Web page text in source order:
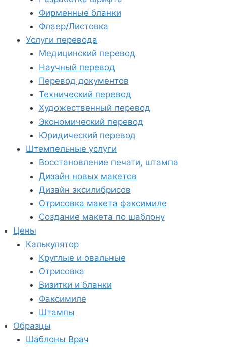
Фирменные бланки
Флаер/Листовка
Услуги перевода
Медицинский перевод
Научный перевод
Перевод документов
Технический перевод
Художественный перевод
Экономический перевод
Юридический перевод
Штемпельные услуги
Восстановление печати, штампа
Дизайн новых макетов
Дизайн эксилибрисов
Отрисовка макета факсимиле
Создание макета по шаблону
Цены
Калькулятор
Круглые и овальные
Отрисовка
Визитки и бланки
Факсимиле
Штампы
Образцы
Шаблоны Врач